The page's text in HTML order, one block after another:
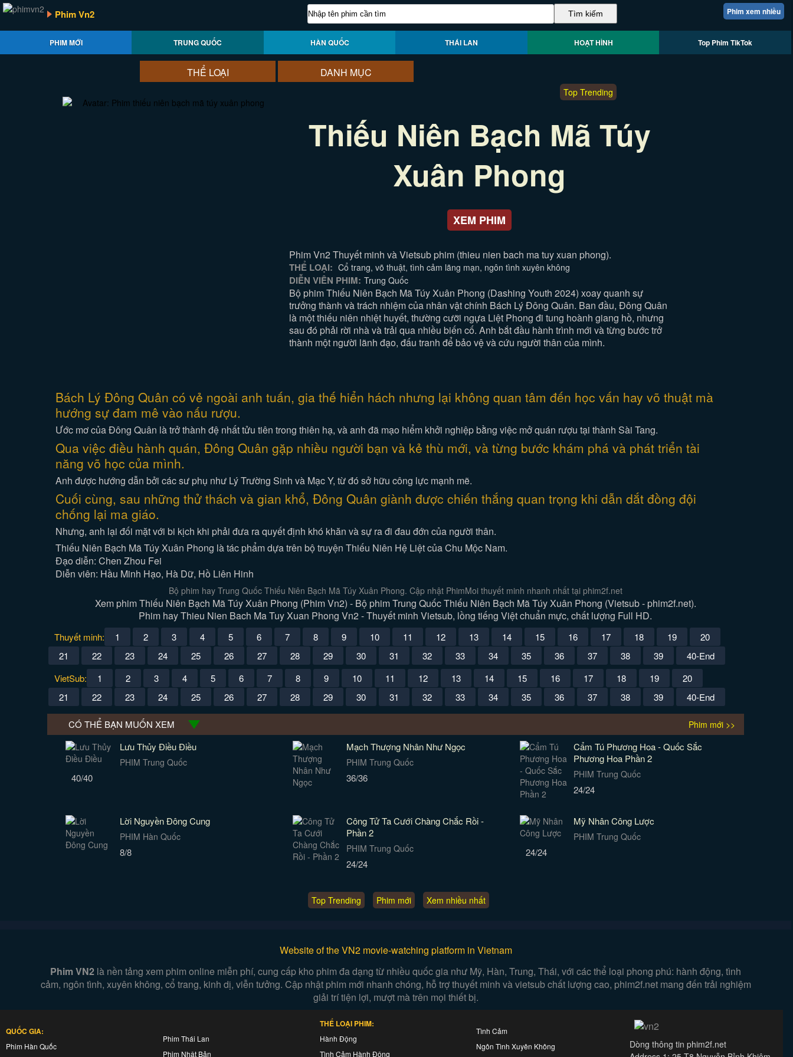
Phim xem nhiều
Phim Vn2
PHIM MỚI TRUNG QUỐC HÀN QUỐC THÁI LAN HOẠT HÌNH Top Phim TikTok
THỂ LOẠI DANH MỤC
Top Trending
Thiếu Niên Bạch Mã Túy
Xuân Phong
XEM PHIM
Phim Vn2 Thuyết minh và Vietsub phim (thieu nien bach ma tuy xuan phong).
THỂ LOẠI: Cổ trang, võ thuật, tình cảm lãng mạn, ngôn tình xuyên không
DIỄN VIÊN PHIM: Trung Quốc
Bộ phim Thiếu Niên Bạch Mã Túy Xuân Phong (Dashing Youth 2024) xoay quanh sự
trưởng thành và trách nhiệm của nhân vật chính Bách Lý Đông Quân. Ban đầu, Đông Quân
là một thiếu niên nhiệt huyết, thường cưỡi ngựa Liệt Phong đi tung hoành giang hồ, nhưng
sau đó phải rời nhà và trải qua nhiều biến cố. Anh bắt đầu hành trình mới và từng bước trở
thành một người lãnh đạo, đấu tranh để bảo vệ và cứu người thân của mình.
Bách Lý Đông Quân có vẻ ngoài anh tuấn, gia thế hiển hách nhưng lại không quan tâm đến học vấn hay võ thuật mà
hướng sự đam mê vào nấu rượu.
Ước mơ của Đông Quân là trở thành đệ nhất tửu tiên trong thiên hạ, và anh đã mạo hiểm khởi nghiệp bằng việc mở quán rượu tại thành Sài Tang.
Qua việc điều hành quán, Đông Quân gặp nhiều người bạn và kẻ thù mới, và từng bước khám phá và phát triển tài
năng võ học của mình.
Anh được hướng dẫn bởi các sư phụ như Lý Trường Sinh và Mạc Y, từ đó sở hữu công lực mạnh mẽ.
Cuối cùng, sau những thử thách và gian khổ, Đông Quân giành được chiến thắng quan trọng khi dẫn dắt đồng đội
chống lại ma giáo.
Nhưng, anh lại đối mặt với bi kịch khi phải đưa ra quyết định khó khăn và sự ra đi đau đớn của người thân.
Thiếu Niên Bạch Mã Túy Xuân Phong là tác phẩm dựa trên bộ truyện Thiếu Niên Hệ Liệt của Chu Mộc Nam.
Đạo diễn: Chen Zhou Fei
Diễn viên: Hầu Minh Hạo, Hà Dữ, Hồ Liên Hinh
Bộ phim hay Trung Quốc Thiếu Niên Bạch Mã Túy Xuân Phong. Cập nhật PhimMoi thuyết minh nhanh nhất tại phim2f.net
Xem phim Thiếu Niên Bạch Mã Túy Xuân Phong (Phim Vn2) - Bộ phim Trung Quốc Thiếu Niên Bạch Mã Túy Xuân Phong (Vietsub - phim2f.net).
Phim hay Thieu Nien Bach Ma Tuy Xuan Phong Vn2 - Thuyết minh Vietsub, lồng tiếng Việt chuẩn mực, chất lượng Full HD.
Thuyết minh: 1 2 3 4 5 6 7 8 9 10 11 12 13 14 15 16 17 18 19
20
21
22 23 24 25 26 27 28 29 30 31 32 33 34 35 36 37 38 39
40-End
VietSub:
1 2 3 4 5 6 7 8 9 10 11 12 13 14 15 16 17 18 19
20
21
22 23 24 25 26 27 28 29 30 31 32 33 34 35 36 37 38 39 40-End
CÓ THỂ BẠN MUỐN XEM Phim mới >>
Lưu Thủy Điều Điều
PHIM Trung Quốc
40/40
Mạch Thượng Nhân Như Ngọc
PHIM Trung Quốc
36/36
Cẩm Tú Phương Hoa - Quốc Sắc
Phương Hoa Phần 2
PHIM Trung Quốc
24/24
Lời Nguyền Đông Cung
PHIM Hàn Quốc
8/8
Công Tử Ta Cưới Chàng Chắc Rồi -
Phần 2
PHIM Trung Quốc
24/24
Mỹ Nhân Công Lược
PHIM Trung Quốc
24/24
Top Trending Phim mới Xem nhiều nhất
Website of the VN2 movie-watching platform in Vietnam
Phim VN2 là nền tảng xem phim online miễn phí, cung cấp kho phim đa dạng từ nhiều quốc gia như Mỹ, Hàn, Trung, Thái, với các thể loại phong phú: hành động, tình
cảm, ngôn tình, xuyên không, cổ trang, kinh dị, viễn tưởng. Cập nhật phim mới nhanh chóng, hỗ trợ thuyết minh và vietsub chất lượng cao, phim2f.net mang đến trải nghiệm
giải trí tiện lợi, mượt mà trên mọi thiết bị.
QUỐC GIA:
Phim Hàn Quốc
Phim Thái Lan
Phim Nhật Bản
THỂ LOẠI PHIM:
Hành Động
Tình Cảm Hành Động
Tình Cảm
Ngôn Tình Xuyên Không
Dòng thông tin phim2f.net